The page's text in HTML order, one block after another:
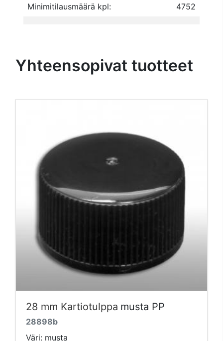
Minimitilausmäärä kpl:
4752
Yhteensopivat tuotteet
28 mm Kartiotulppa musta PP
28898b
Väri: musta